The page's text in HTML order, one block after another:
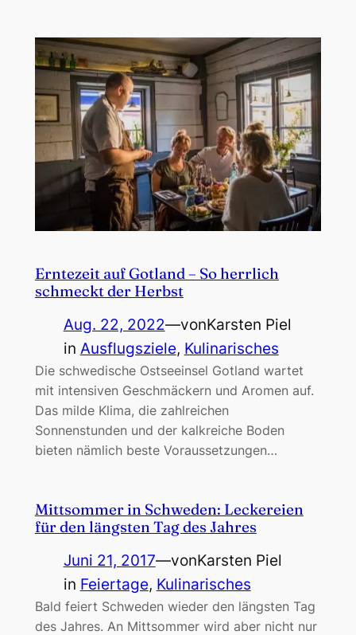
Erntezeit auf Gotland – So herrlich
schmeckt der Herbst
Aug. 22, 2022—vonKarsten Piel
in Ausflugsziele, Kulinarisches
Die schwedische Ostseeinsel Gotland wartet
mit intensiven Geschmäckern und Aromen auf.
Das milde Klima, die zahlreichen
Sonnenstunden und der kalkreiche Boden
bieten nämlich beste Voraussetzungen…
Mittsommer in Schweden: Leckereien
für den längsten Tag des Jahres
Juni 21, 2017—vonKarsten Piel
in Feiertage, Kulinarisches
Bald feiert Schweden wieder den längsten Tag
des Jahres. An Mittsommer wird aber nicht nur